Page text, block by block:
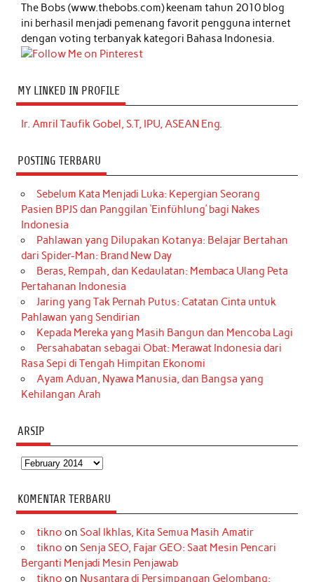
The Bobs (www.thebobs.com) keenam tahun 2010 blog
ini berhasil menjadi pemenang favorit pengguna internet
dengan voting terbanyak kategori Bahasa Indonesia.
MY LINKED IN PROFILE
Ir. Amril Taufik Gobel, S.T, IPU, ASEAN Eng.
POSTING TERBARU
Sebelum Kata Menjadi Luka: Kepergian Seorang
Pasien BPJS dan Panggilan ‘Einfühlung’ bagi Nakes
Indonesia
Pahlawan yang Dilupakan Kotanya: Belajar Bertahan
dari Spider-Man: Brand New Day
Beras, Rempah, dan Kedaulatan: Membaca Ulang Peta
Pertahanan Indonesia
Jaring yang Tak Pernah Putus: Catatan Cinta untuk
Pahlawan yang Sendirian
Kepada Mereka yang Masih Bangun dan Mencoba Lagi
Persahabatan sebagai Obat: Merawat Indonesia dari
Rasa Sepi di Tengah Himpitan Ekonomi
Ayam Aduan, Nyawa Manusia, dan Bangsa yang
Kehilangan Arah
ARSIP
Arsip
KOMENTAR TERBARU
tikno on Soal Ikhlas, Kita Semua Masih Amatir
tikno on Senja SEO, Fajar GEO: Saat Mesin Pencari
Berganti Menjadi Mesin Penjawab
tikno on Nusantara di Persimpangan Gelombang: